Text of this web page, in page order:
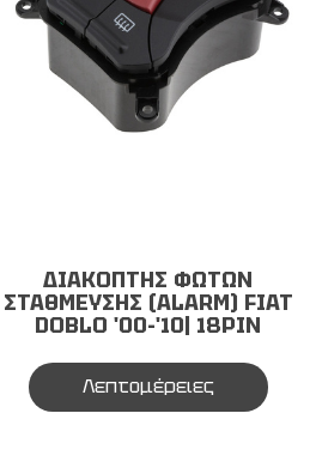
ΔΙΑΚΟΠΤΗΣ ΦΩΤΩΝ
ΣΤΑΘΜΕΥΣΗΣ (ALARM) FIAT
DOBLO '00-'10| 18PIN
Λεπτομέρειες